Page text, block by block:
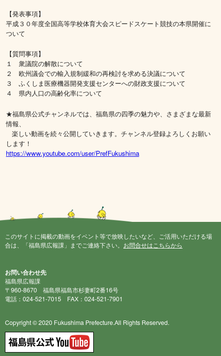
【発表事項】
平成３０年度全国高等学校体育大会スピードスケート競技の本県開催に
ついて
【質問事項】
１ 衆議院の解散について
２ 欧州議会での輸入規制緩和の再検討を求める決議について
３ ふくしま医療機器開発支援センターへの財政支援について
４ 県内人口の高齢化率について
★福島県公式チャンネルでは、福島県の四季の魅力や、さまざまな最新
情報、
楽しい動画を続々公開していきます。チャンネル登録よろしくお願い
します！
https://www.youtube.com/user/PrefFukushima
このサイトに掲載の動画をイベント等で放映したいなど、ご活用いただける場
合は、「福島県広報課」までご連絡下さい。 お問合せはこちらから
お問い合わせ先
福島県広報課
〒960-8670 福島県福島市杉妻町2番16号
電話：024-521-7015 FAX：024-521-7901
Copyright © 2020 Fukushima Prefecture.All Rights Reserved.